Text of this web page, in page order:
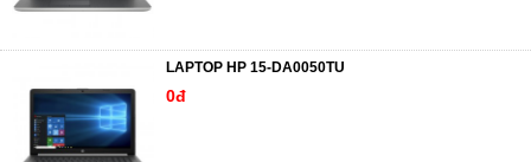
LAPTOP HP 15-DA0050TU
0đ